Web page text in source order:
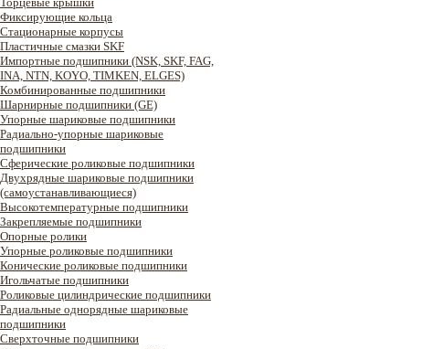
Фиксирующие кольца
Стационарные корпусы
Пластичные смазки SKF
Импортные подшипники (NSK, SKF, FAG,
INA, NTN, KOYO, TIMKEN, ELGES)
Комбинированные подшипники
Шарнирные подшипники (GE)
Упорные шариковые подшипники
Радиально-упорные шариковые
подшипники
Сферические роликовые подшипники
Двухрядные шариковые подшипники
(самоустанавливающиеся)
Высокотемпературные подшипники
Закрепляемые подшипники
Опорные ролики
Упорные роликовые подшипники
Конические роликовые подшипники
Игольчатые подшипники
Роликовые цилиндрические подшипники
Радиальные однорядные шариковые
подшипники
Сверхточные подшипники